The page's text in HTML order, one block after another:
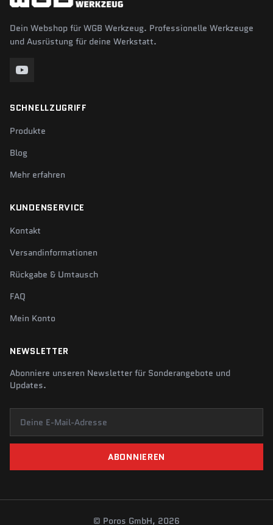
Dein Webshop für WGB Werkzeug. Professionelle Werkzeuge
und Ausrüstung für deine Werkstatt.
SCHNELLZUGRIFF
Produkte
Blog
Mehr erfahren
KUNDENSERVICE
Kontakt
Versandinformationen
Rückgabe & Umtausch
FAQ
Mein Konto
NEWSLETTER
Abonniere unseren Newsletter für Sonderangebote und
Updates.
Deine E-Mail-Adresse
ABONNIEREN
© Poros GmbH, 2026